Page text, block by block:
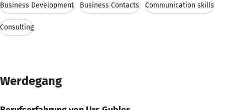
Business Development Business Contacts Communication skills
Consulting
Werdegang